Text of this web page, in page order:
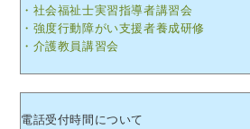
・社会福祉士実習指導者講習会
・強度行動障がい支援者養成研修
・介護教員講習会
電話受付時間について